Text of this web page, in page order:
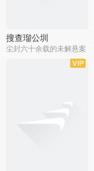
搜查瑠公圳
尘封六十余载的未解悬案